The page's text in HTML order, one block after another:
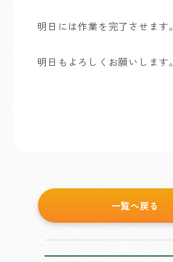
明日には作業を完了させます。
明日もよろしくお願いします。
一覧へ戻る